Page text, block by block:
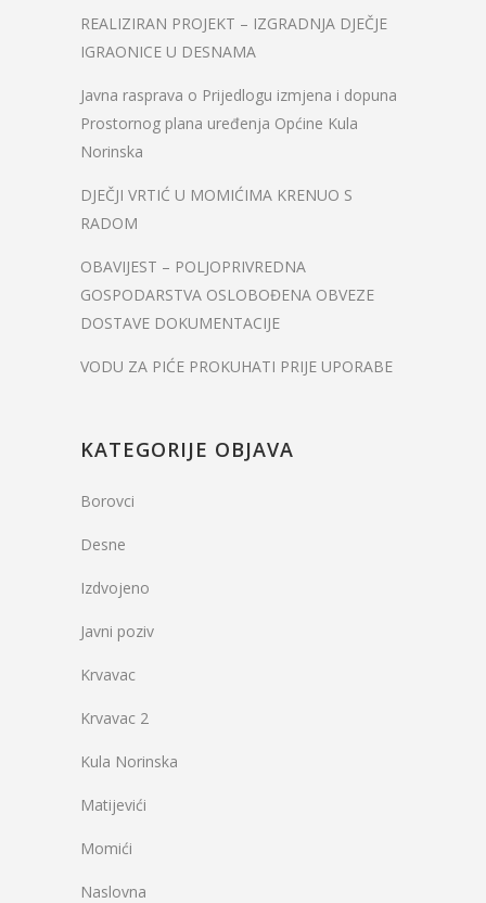
REALIZIRAN PROJEKT – IZGRADNJA DJEČJE
IGRAONICE U DESNAMA
Javna rasprava o Prijedlogu izmjena i dopuna
Prostornog plana uređenja Općine Kula
Norinska
DJEČJI VRTIĆ U MOMIĆIMA KRENUO S
RADOM
OBAVIJEST – POLJOPRIVREDNA
GOSPODARSTVA OSLOBOĐENA OBVEZE
DOSTAVE DOKUMENTACIJE
VODU ZA PIĆE PROKUHATI PRIJE UPORABE
KATEGORIJE OBJAVA
Borovci
Desne
Izdvojeno
Javni poziv
Krvavac
Krvavac 2
Kula Norinska
Matijevići
Momići
Naslovna